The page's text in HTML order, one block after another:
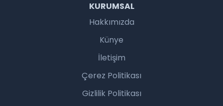
KURUMSAL
Hakkımızda
Künye
İletişim
Çerez Politikası
Gizlilik Politikası